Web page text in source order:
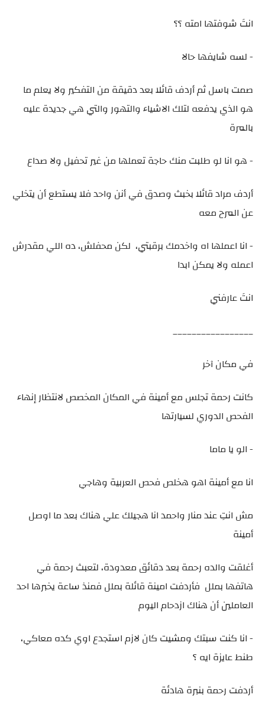
انتَ شوفتها امته ؟؟
- لسه شايفها حالا
صمت باسل ثم أردف قائلا بعد دقيقة من التفكير ولا يعلم ما
هو الذي يدفعه لتلك الاشياء والتهور والتي هي جديدة عليه
بالمرة
- هو انا لو طلبت منك حاجة تعملها من غير تحفيل ولا صداع
أردف مراد قائلا بخبث وصدق في أنن واحد فلا يستطع أن يتخلي
عن المرح معه
- انا اعملها اه واخدمك برقبتي، لكن محفلش، ده اللي مقدرش
اعمله ولا يمكن ابدا
انتَ عارفني
_________________
في مكان آخر
كانت رحمة تجلس مع أمينة في المكان المخصص لانتظار إنهاء
الفحص الدوري لسيارتها
- الو يا ماما
انا مع أمينة اهو هخلص فحص العربية وهاجي
مش انتِ عند منار واحمد انا هجيلك علي هناك بعد ما اوصل
أمينة
أغلقت والده رحمة بعد دقائق معدودة، لتعبث رحمة في
هاتفها بملل فأردفت امينة قائلة بملل فمنذ ساعة يخبرها احد
العاملين أن هناك ازدحام اليوم
- انا كنت سبتك ومشيت كان لازم استجدع اوي كده معاكي،
طنط عايزة ايه ؟
أردفت رحمة بنبرة هادئة